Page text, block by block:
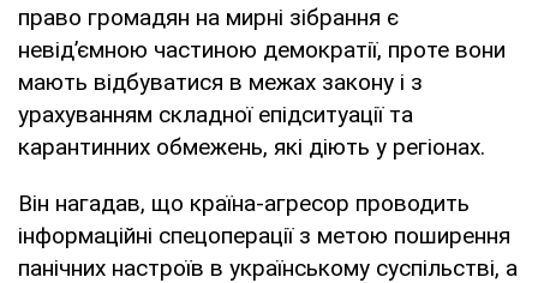
право громадян на мирні зібрання є
невід’ємною частиною демократії, проте вони
мають відбуватися в межах закону і з
урахуванням складної епідситуації та
карантинних обмежень, які діють у регіонах.
Він нагадав, що країна-агресор проводить
інформаційні спецоперації з метою поширення
панічних настроїв в українському суспільстві, а